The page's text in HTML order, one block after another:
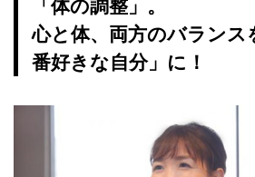
「体の調整」。
心と体、両方のバランス
番好きな自分」に！